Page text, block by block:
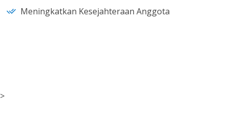
Meningkatkan Kesejahteraan Anggota
>